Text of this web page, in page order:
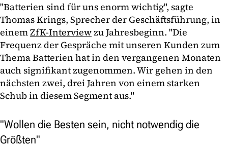
"Batterien sind für uns enorm wichtig", sagte
Thomas Krings, Sprecher der Geschäftsführung, in
einemZfK-Interviewzu Jahresbeginn. "Die
Frequenz der Gespräche mit unseren Kunden zum
Thema Batterien hat in den vergangenen Monaten
auch signifikant zugenommen. Wir gehen in den
nächsten zwei, drei Jahren von einem starken
Schub in diesem Segment aus."
"Wollen die Besten sein, nicht notwendig die
Größten"